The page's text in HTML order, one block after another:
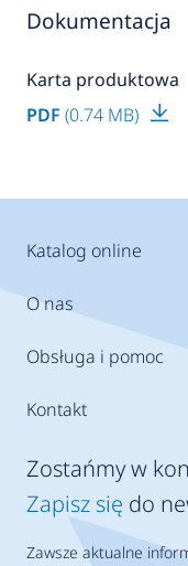
Dokumentacja
Karta produktowa
PDF (0.74 MB)
Katalog online
O nas
Obsługa i pomoc
Kontakt
Zostańmy w
Zapisz się do
Zawsze aktualne